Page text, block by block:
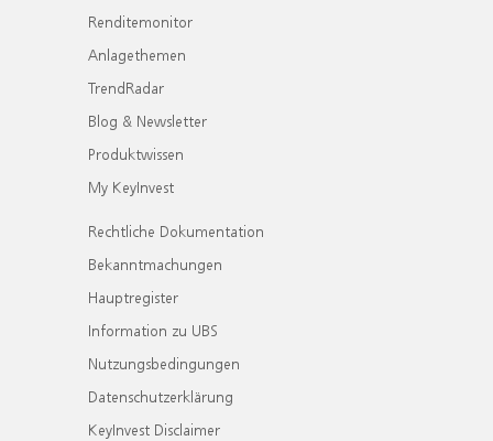
Renditemonitor
Anlagethemen
TrendRadar
Blog & Newsletter
Produktwissen
My KeyInvest
Rechtliche Dokumentation
Bekanntmachungen
Hauptregister
Information zu UBS
Nutzungsbedingungen
Datenschutzerklärung
KeyInvest Disclaimer